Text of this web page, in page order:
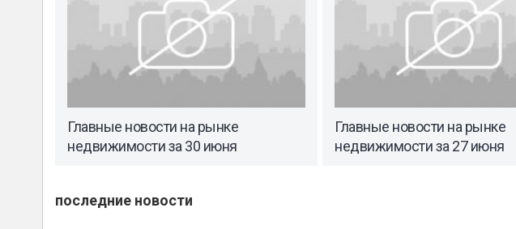
Главные новости на рынке
недвижимости за 30 июня
Главные новости на рынке
недвижимости за 27 июня
последние новости